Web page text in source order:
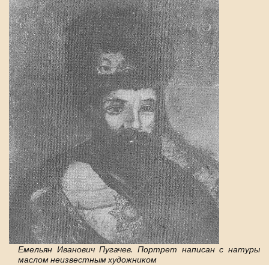
Емельян Иванович Пугачев. Портрет написан с натуры
маслом неизвестным художником